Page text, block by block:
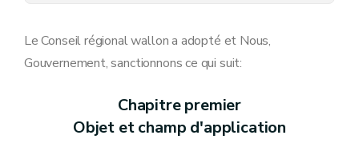
Art. 18
Chapitre IV
La commission consultative
Art. 19
Chapitre VI Dispositions abrogatoires et transitoires
Le Conseil régional wallon a adopté et Nous,
Gouvernement, sanctionnons ce qui suit:
Chapitre premier
Objet et champ d'application